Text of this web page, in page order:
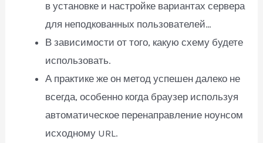
в установке и настройке вариантах сервера
для неподкованных пользователей…
В зависимости от того, какую схему будете
использовать.
А практике же он метод успешен далеко не
всегда, особенно когда браузер используя
автоматическое перенаправление ноунсом
исходному URL.